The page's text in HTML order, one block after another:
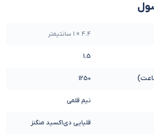
4.4 × 1 سانتیمتر
1.5
1250
نیم قلمی
قلیایی دی‌اکسید منگنز